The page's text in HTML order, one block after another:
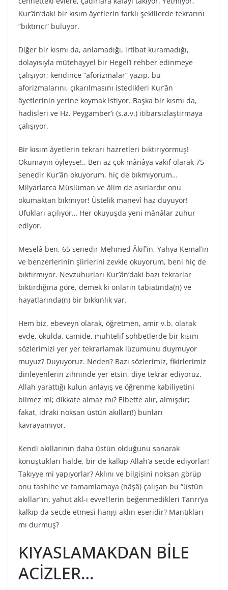
Kur’ân’daki bir kısım âyetlerin farklı şekillerde tekrarını
“bıktırıcı” buluyor.
Diğer bir kısmı da, anlamadığı, irtibat kuramadığı,
dolayısıyla mütehayyel bir Hegel’i rehber edinmeye
çalışıyor; kendince “aforizmalar” yazıp, bu
aforizmalarını, çıkarılmasını istedikleri Kur’ân
âyetlerinin yerine koymak istiyor. Başka bir kısmı da,
hadisleri ve Hz. Peygamber’i (s.a.v.) itibarsızlaştırmaya
çalışıyor.
Bir kısım âyetlerin tekrarı hazretleri bıktırıyormuş!
Okumayın öyleyse!.. Ben az çok mânâya vakıf olarak 75
senedir Kur’ân okuyorum, hiç de bıkmıyorum…
Milyarlarca Müslüman ve âlim de asırlardır onu
okumaktan bıkmıyor! Üstelik manevî haz duyuyor!
Ufukları açılıyor… Her okuyuşda yeni mânâlar zuhur
ediyor.
Meselâ ben, 65 senedir Mehmed Âkif’in, Yahya Kemal’in
ve benzerlerinin şiirlerini zevkle okuyorum, beni hiç de
bıktırmıyor. Nevzuhurları Kur’ân’daki bazı tekrarlar
bıktırdığına göre, demek ki onların tabiatında(n) ve
hayatlarında(n) bir bıkkınlık var.
Hem biz, ebeveyn olarak, öğretmen, amir v.b. olarak
evde, okulda, camide, muhtelif sohbetlerde bir kısım
sözlerimizi yer yer tekrarlamak lüzumunu duymuyor
muyuz? Duyuyoruz. Neden? Bazı sözlerimiz, fikirlerimiz
dinleyenlerin zihninde yer etsin, diye tekrar ediyoruz.
Allah yarattığı kulun anlayış ve öğrenme kabiliyetini
bilmez mi; dikkate almaz mı? Elbette alır, almışdır;
fakat, idraki noksan üstün akıllar(!) bunları
kavrayamıyor.
Kendi akıllarının daha üstün olduğunu sanarak
konuştukları halde, bir de kalkıp Allah’a secde ediyorlar!
Takıyye mi yapıyorlar? Aklını ve bilgisini noksan görüp
onu tashihe ve tamamlamaya (hâşâ) çalışan bu “üstün
akıllar”ın, yahut akl-ı evvel’lerin beğenmedikleri Tanrı’ya
kalkıp da secde etmesi hangi aklın eseridir? Mantıkları
mı durmuş?
KIYASLAMAKDAN BİLE
ACİZLER…